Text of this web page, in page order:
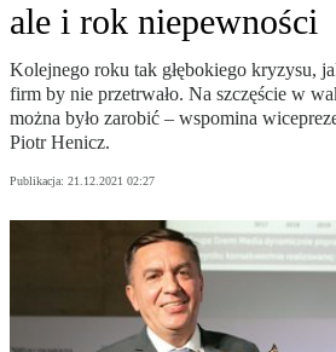
ale i rok niepewności
Kolejnego roku tak głębokiego kryzysu,
firm by nie przetrwało. Na szczęście w
można było zarobić – wspomina
Piotr Henicz.
Publikacja: 21.12.2021 02:27